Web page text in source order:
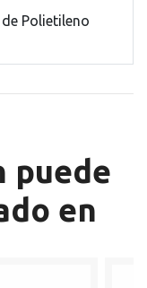
Polietileno
puede
en